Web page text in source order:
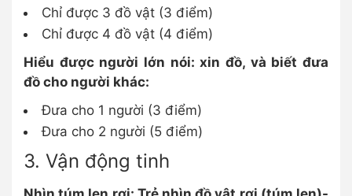
Chỉ được 3 đồ vật (3 điểm)
Chỉ được 4 đồ vật (4 điểm)
Hiểu được người lớn nói: xin đồ, và biết đưa
đồ cho người khác:
Đưa cho 1 người (3 điểm)
Đưa cho 2 người (5 điểm)
3. Vận động tinh